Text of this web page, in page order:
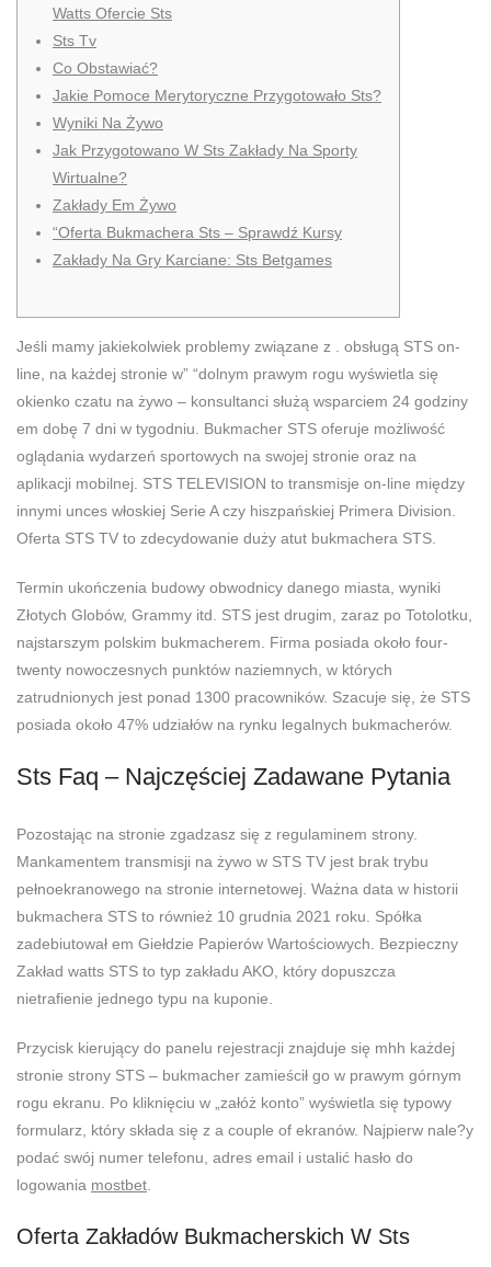
Watts Ofercie Sts
Sts Tv
Co Obstawiać?
Jakie Pomoce Merytoryczne Przygotowało Sts?
Wyniki Na Żywo
Jak Przygotowano W Sts Zakłady Na Sporty
Wirtualne?
Zakłady Em Żywo
“Oferta Bukmachera Sts – Sprawdź Kursy
Zakłady Na Gry Karciane: Sts Betgames
Jeśli mamy jakiekolwiek problemy związane z . obsługą STS on-
line, na każdej stronie w” “dolnym prawym rogu wyświetla się
okienko czatu na żywo – konsultanci służą wsparciem 24 godziny
em dobę 7 dni w tygodniu. Bukmacher STS oferuje możliwość
oglądania wydarzeń sportowych na swojej stronie oraz na
aplikacji mobilnej. STS TELEVISION to transmisje on-line między
innymi unces włoskiej Serie A czy hiszpańskiej Primera Division.
Oferta STS TV to zdecydowanie duży atut bukmachera STS.
Termin ukończenia budowy obwodnicy danego miasta, wyniki
Złotych Globów, Grammy itd. STS jest drugim, zaraz po Totolotku,
najstarszym polskim bukmacherem. Firma posiada około four-
twenty nowoczesnych punktów naziemnych, w których
zatrudnionych jest ponad 1300 pracowników. Szacuje się, że STS
posiada około 47% udziałów na rynku legalnych bukmacherów.
Sts Faq – Najczęściej Zadawane Pytania
Pozostając na stronie zgadzasz się z regulaminem strony.
Mankamentem transmisji na żywo w STS TV jest brak trybu
pełnoekranowego na stronie internetowej. Ważna data w historii
bukmachera STS to również 10 grudnia 2021 roku. Spółka
zadebiutował em Giełdzie Papierów Wartościowych. Bezpieczny
Zakład watts STS to typ zakładu AKO, który dopuszcza
nietrafienie jednego typu na kuponie.
Przycisk kierujący do panelu rejestracji znajduje się mhh każdej
stronie strony STS – bukmacher zamieścił go w prawym górnym
rogu ekranu. Po kliknięciu w „załóż konto” wyświetla się typowy
formularz, który składa się z a couple of ekranów. Najpierw nale?y
podać swój numer telefonu, adres email i ustalić hasło do
logowania mostbet
Oferta Zakładów Bukmacherskich W Sts